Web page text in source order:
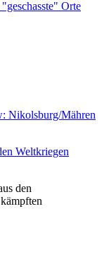
"geschasste" Orte
Nikolsburg/Mähren
Weltkriegen
den